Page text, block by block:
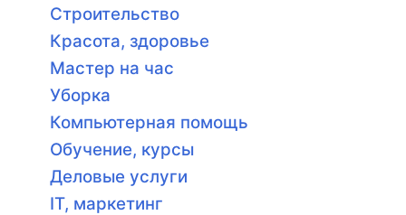
Строительство
Красота, здоровье
Мастер на час
Уборка
Компьютерная помощь
Обучение, курсы
Деловые услуги
IT, маркетинг